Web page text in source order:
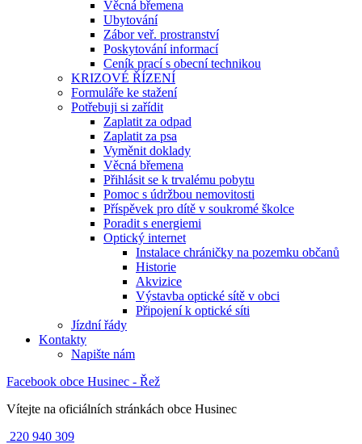
Věcná břemena
Ubytování
Zábor veř. prostranství
Poskytování informací
Ceník prací s obecní technikou
KRIZOVÉ ŘÍZENÍ
Formuláře ke stažení
Potřebuji si zařídit
Zaplatit za odpad
Zaplatit za psa
Vyměnit doklady
Věcná břemena
Přihlásit se k trvalému pobytu
Pomoc s údržbou nemovitosti
Příspěvek pro dítě v soukromé školce
Poradit s energiemi
Optický internet
Instalace chráničky na pozemku občanů
Historie
Akvizice
Výstavba optické sítě v obci
Připojení k optické síti
Jízdní řády
Kontakty
Napište nám
Facebook obce Husinec - Řež
Vítejte na oficiálních stránkách obce Husinec
220 940 309